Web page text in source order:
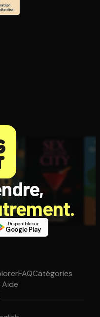
Disponible sur
Google Play
FAQCatégories